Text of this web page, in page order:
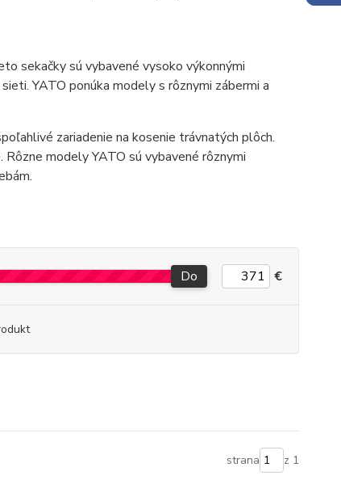
sekačky sú vybavené vysoko výkonnými
YATO ponúka modely s rôznymi zábermi a
zariadenie na kosenie trávnatých plôch.
modely YATO sú vybavené rôznymi
Do €
strana z 1